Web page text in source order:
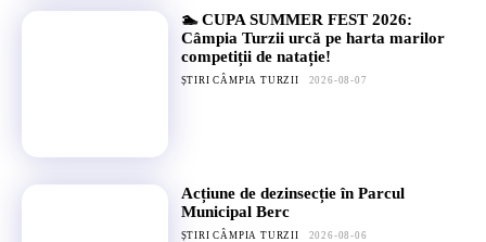
🏊 CUPA SUMMER FEST 2026:
Câmpia Turzii urcă pe harta marilor
competiții de natație!
ȘTIRI CÂMPIA TURZII 2026-08-07
Acțiune de dezinsecție în Parcul
Municipal Berc
ȘTIRI CÂMPIA TURZII 2026-08-06